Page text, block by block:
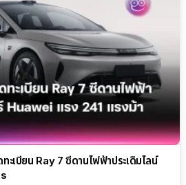
เบียน Ray 7 ซีดานไฟฟ้าประเดิมไลน์